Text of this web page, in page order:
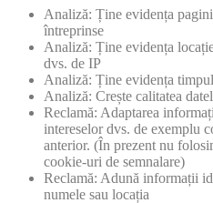
Analiză: Ține evidența
întreprinse
Analiză: Ține evidența
dvs. de IP
Analiză: Ține evidența
Analiză: Crește calitatea
Reclamă: Adaptarea
intereselor dvs. de exemplu
anterior. (În prezent nu
cookie-uri de semnalare)
Reclamă: Adună informații
numele sau locația